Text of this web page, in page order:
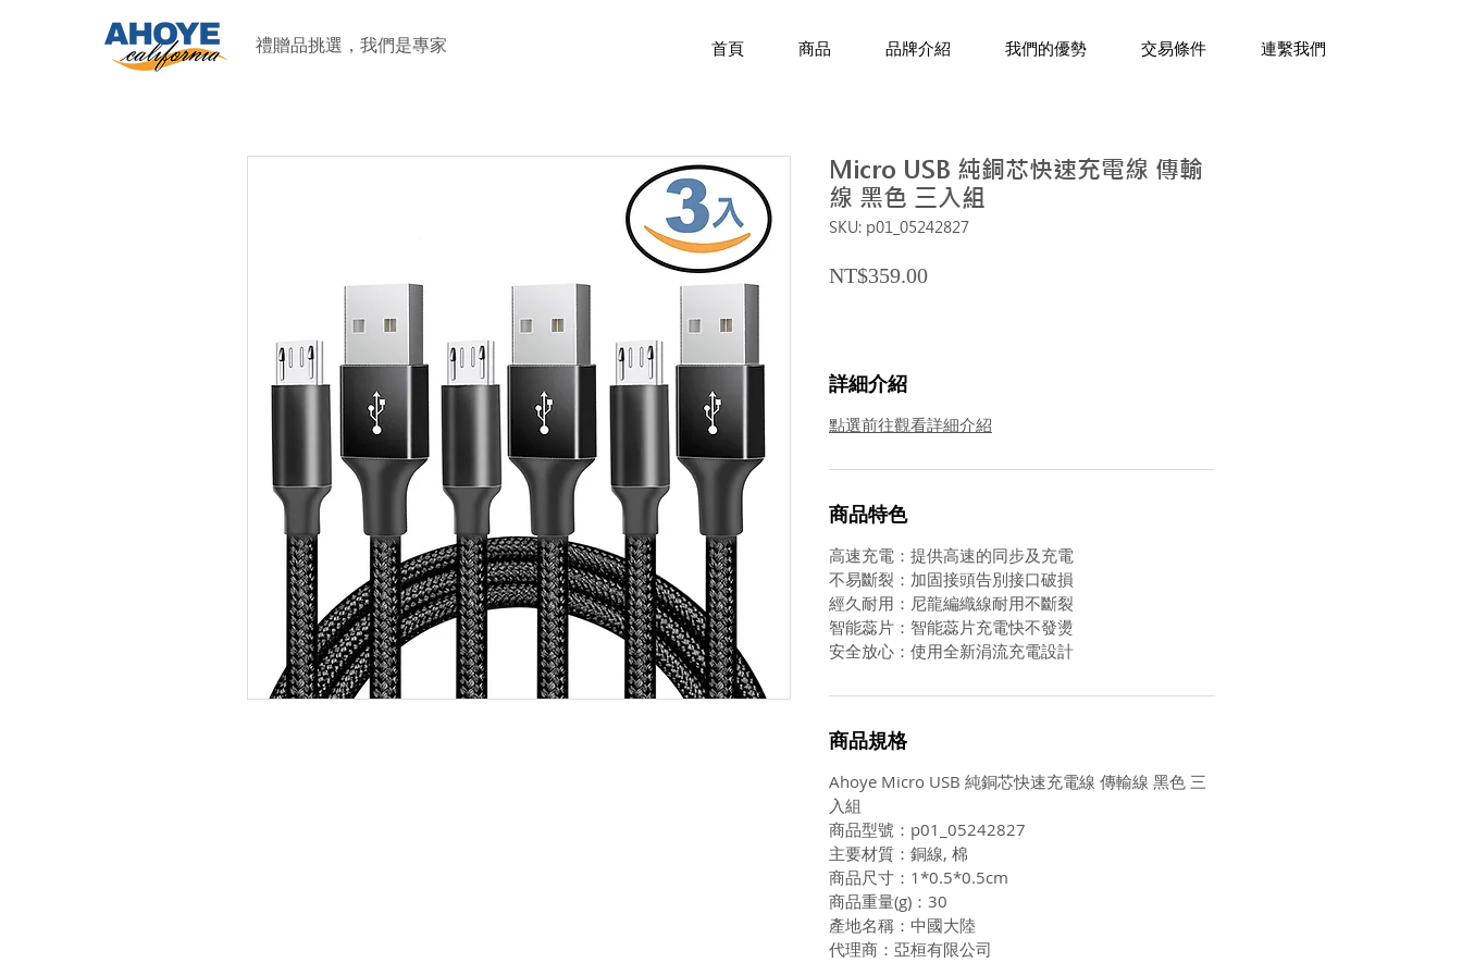
禮贈品挑選，我們是專家 首頁 商品 品牌介紹 我們的優勢 交易條件 連繫我們
Micro USB 純銅芯快速充電線 傳輸
線 黑色 三入組
SKU: p01_05242827
NT$359.00Price
詳細介紹
點選前往觀看詳細介紹
商品特色
高速充電：提供高速的同步及充電
不易斷裂：加固接頭告別接口破損
經久耐用：尼龍編織線耐用不斷裂
智能蕊片：智能蕊片充電快不發燙
安全放心：使用全新涓流充電設計
商品規格
Ahoye Micro USB 純銅芯快速充電線 傳輸線 黑色 三
入組
商品型號：p01_05242827
主要材質：銅線, 棉
商品尺寸：1*0.5*0.5cm
商品重量(g)：30
產地名稱：中國大陸
代理商：亞桓有限公司